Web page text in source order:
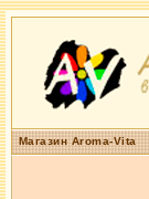
Магазин Aroma-Vita